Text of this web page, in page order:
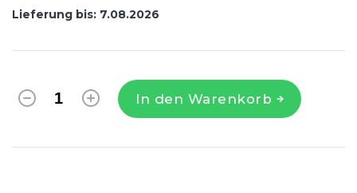
Lieferung bis: 7.08.2026
In den Warenkorb